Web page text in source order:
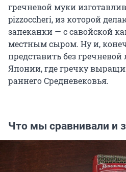
гречневой муки
pizzoccheri, из которой
запеканки — с савойской
местным сыром. Ну и,
представить без
Японии, где гречку
раннего Средневековья.
Что мы сравнивали и